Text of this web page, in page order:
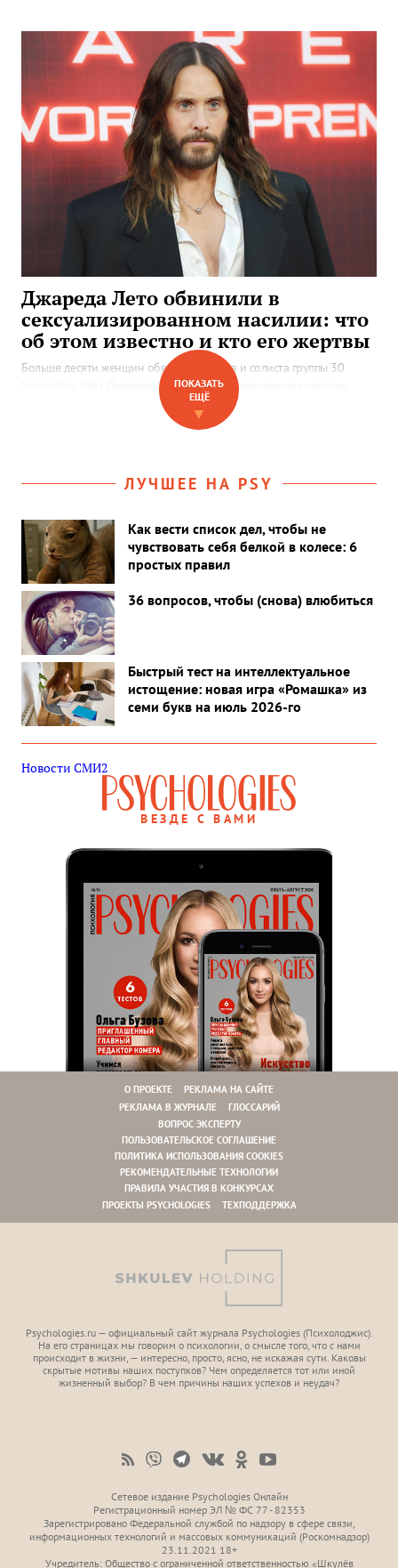
Джареда Лето обвинили в
сексуализированном насилии: что
об этом известно и кто его жертвы
Больше десяти женщин обвинили актера и солиста группы 30
Seconds to Mars Джареда Лето в сексуализированном насилии.
Слухи о том, что певец может быть абьюзером, ходили годами —
ПОКАЗАТЬ
ЕЩЁ
▼
ЛУЧШЕЕ НА PSY
Как вести список дел, чтобы не
чувствовать себя белкой в колесе: 6
простых правил
36 вопросов, чтобы (снова) влюбиться
Быстрый тест на интеллектуальное
истощение: новая игра «Ромашка» из
семи букв на июль 2026-го
Новости СМИ2
ВЕЗДЕ С ВАМИ
О ПРОЕКТЕ
РЕКЛАМА НА САЙТЕ
РЕКЛАМА В ЖУРНАЛЕ
ГЛОССАРИЙ
ВОПРОС ЭКСПЕРТУ
ПОЛЬЗОВАТЕЛЬСКОЕ СОГЛАШЕНИЕ
ПОЛИТИКА ИСПОЛЬЗОВАНИЯ COOKIES
РЕКОМЕНДАТЕЛЬНЫЕ ТЕХНОЛОГИИ
ПРАВИЛА УЧАСТИЯ В КОНКУРСАХ
ПРОЕКТЫ PSYCHOLOGIES
ТЕХПОДДЕРЖКА
Psychologies.ru — официальный сайт журнала Psychologies (Психoлоджиc).
На его страницах мы говорим о психологии, о смысле того, что с нами
происходит в жизни, — интересно, просто, ясно, не искажая сути. Каковы
скрытые мотивы наших поступков? Чем определяется тот или иной
жизненный выбор? В чем причины наших успехов и неудач?
Сетевое издание Psychologies Онлайн
Регистрационный номер ЭЛ № ФС 77 - 82353
Зарегистрировано Федеральной службой по надзору в сфере связи,
информационных технологий и массовых коммуникаций (Роскомнадзор)
23.11.2021 18+
Учредитель: Общество с ограниченной ответственностью «Шкулёв